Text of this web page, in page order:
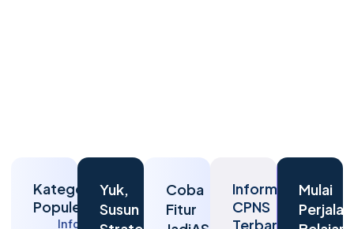
Kategori
Populer
Informasi
Yuk,
Susun
Coba
Fitur
Informasi
CPNS
Terbaru
Mulai